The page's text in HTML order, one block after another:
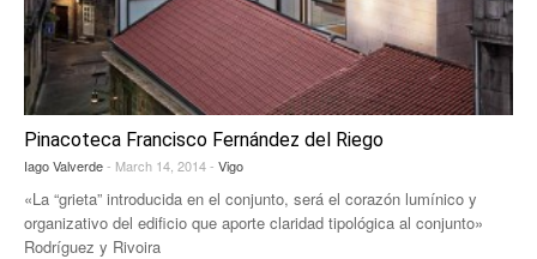
Pinacoteca Francisco Fernández del Riego
Iago Valverde- March 14, 2014 - Vigo
«La “grieta” introducida en el conjunto, será el corazón lumínico y
organizativo del edificio que aporte claridad tipológica al conjunto»
Rodríguez y Rivoira